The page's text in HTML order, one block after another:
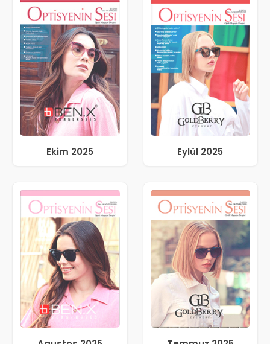
Ekim 2025 Eylül 2025